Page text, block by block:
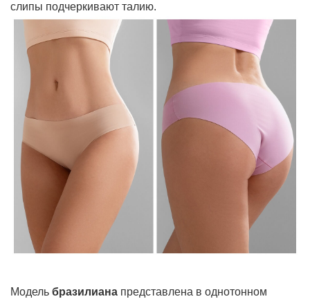
слипы подчеркивают талию.
Модель бразилиана представлена в однотонном